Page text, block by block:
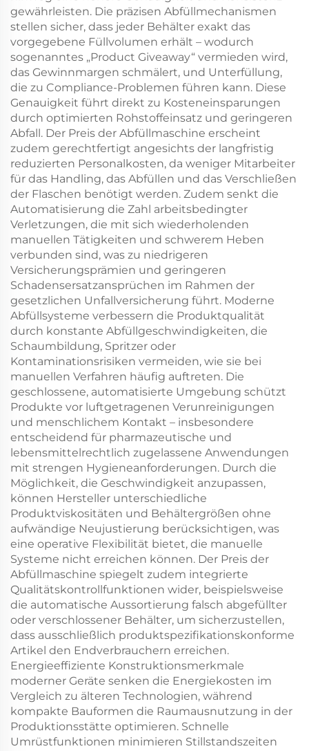
gewährleisten. Die präzisen Abfüllmechanismen
stellen sicher, dass jeder Behälter exakt das
vorgegebene Füllvolumen erhält – wodurch
sogenanntes „Product Giveaway“ vermieden wird,
das Gewinnmargen schmälert, und Unterfüllung,
die zu Compliance-Problemen führen kann. Diese
Genauigkeit führt direkt zu Kosteneinsparungen
durch optimierten Rohstoffeinsatz und geringeren
Abfall. Der Preis der Abfüllmaschine erscheint
zudem gerechtfertigt angesichts der langfristig
reduzierten Personalkosten, da weniger Mitarbeiter
für das Handling, das Abfüllen und das Verschließen
der Flaschen benötigt werden. Zudem senkt die
Automatisierung die Zahl arbeitsbedingter
Verletzungen, die mit sich wiederholenden
manuellen Tätigkeiten und schwerem Heben
verbunden sind, was zu niedrigeren
Versicherungsprämien und geringeren
Schadensersatzansprüchen im Rahmen der
gesetzlichen Unfallversicherung führt. Moderne
Abfüllsysteme verbessern die Produktqualität
durch konstante Abfüllgeschwindigkeiten, die
Schaumbildung, Spritzer oder
Kontaminationsrisiken vermeiden, wie sie bei
manuellen Verfahren häufig auftreten. Die
geschlossene, automatisierte Umgebung schützt
Produkte vor luftgetragenen Verunreinigungen
und menschlichem Kontakt – insbesondere
entscheidend für pharmazeutische und
lebensmittelrechtlich zugelassene Anwendungen
mit strengen Hygieneanforderungen. Durch die
Möglichkeit, die Geschwindigkeit anzupassen,
können Hersteller unterschiedliche
Produktviskositäten und Behältergrößen ohne
aufwändige Neujustierung berücksichtigen, was
eine operative Flexibilität bietet, die manuelle
Systeme nicht erreichen können. Der Preis der
Abfüllmaschine spiegelt zudem integrierte
Qualitätskontrollfunktionen wider, beispielsweise
die automatische Aussortierung falsch abgefüllter
oder verschlossener Behälter, um sicherzustellen,
dass ausschließlich produktspezifikationskonforme
Artikel den Endverbrauchern erreichen.
Energieeffiziente Konstruktionsmerkmale
moderner Geräte senken die Energiekosten im
Vergleich zu älteren Technologien, während
kompakte Bauformen die Raumausnutzung in der
Produktionsstätte optimieren. Schnelle
Umrüstfunktionen minimieren Stillstandszeiten